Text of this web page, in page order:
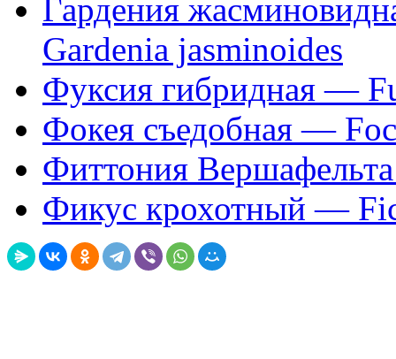
Гардения
Gardenia jasminoides
Фуксия гибридная —
Фокея съедобная —
Фиттония
Фикус крохотный —